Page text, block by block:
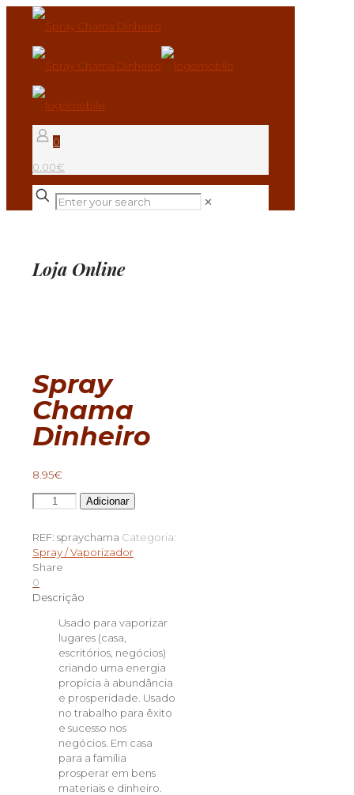
0
0.00€
✕
Loja Online
Spray
Chama
Dinheiro
8.95€
Quantidade
de
Chama
Dinheiro
Adicionar
REF: spraychama Categoria:
Spray / Vaporizador
Share
0
Descrição
Usado para vaporizar
lugares (casa,
escritórios, negócios)
criando uma energia
propícia à abundância
e prosperidade. Usado
no trabalho para êxito
e sucesso nos
negócios. Em casa
para a família
prosperar em bens
materiais e dinheiro.